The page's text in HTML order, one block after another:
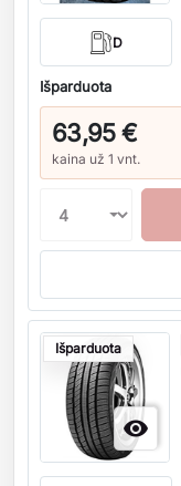
D
Išparduota
63,95 €
kaina už 1 vnt.
Išparduota

Kiekis